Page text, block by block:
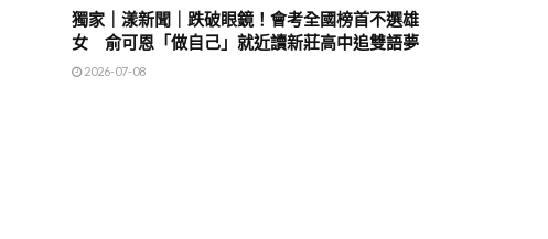
獨家｜漾新聞｜跌破眼鏡！會考全國榜首不選雄
女 俞可恩「做自己」就近讀新莊高中追雙語夢
2026-07-08